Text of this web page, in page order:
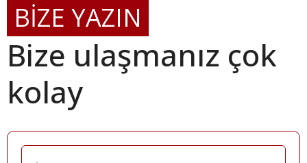
BİZE YAZIN
Bize ulaşmanız çok
kolay